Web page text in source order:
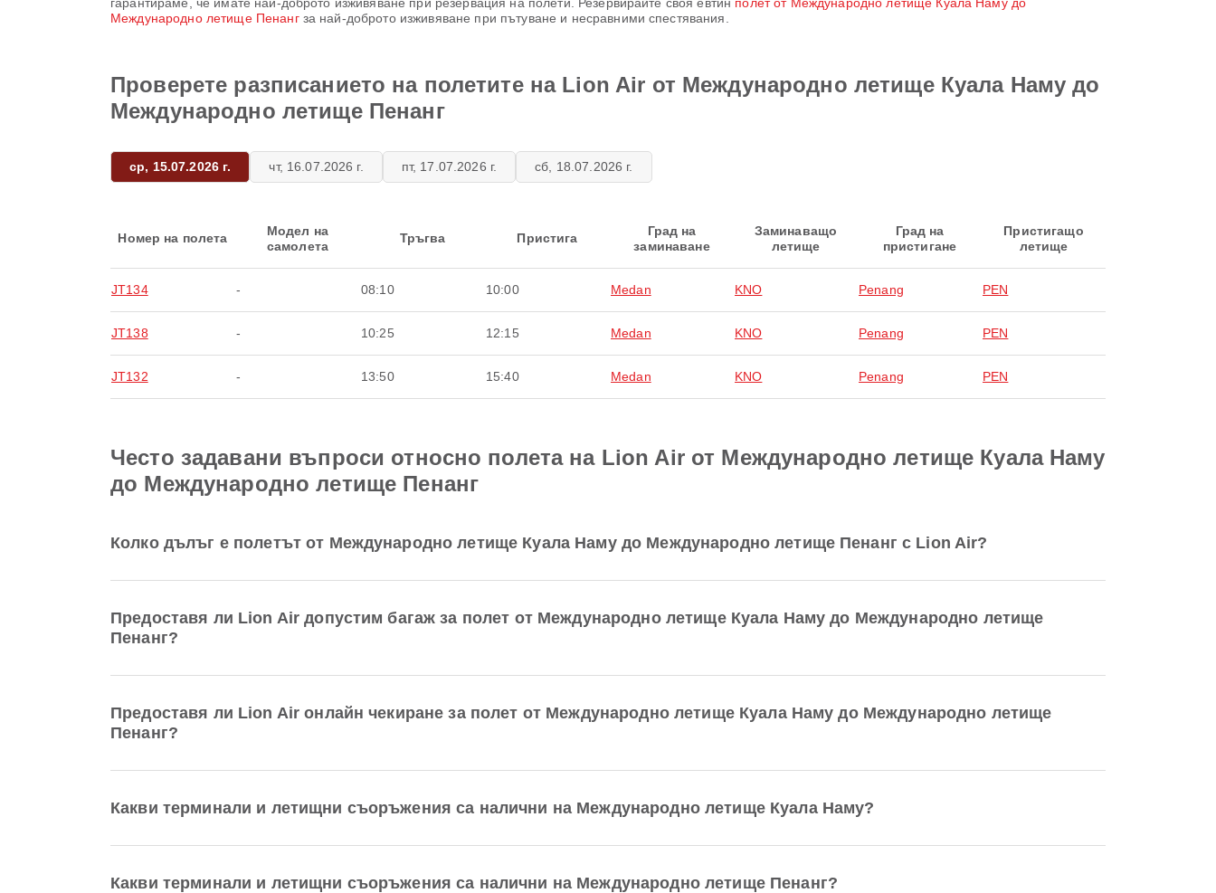
Международно летище Пенангза най-доброто изживяване при пътуване и несравними спестявания.
Проверете разписанието на полетите на Lion Air от Международно летище Куала Наму до
Международно летище Пенанг
ср, 15.07.2026 г. чт, 16.07.2026 г. пт, 17.07.2026 г. сб, 18.07.2026 г.
Номер на полета
Модел на
самолета
Тръгва Пристига
Град на
заминаване
Заминаващо
летище
Град на
пристигане
Пристигащо
летище
JT134 - 08:10 10:00 Medan KNO Penang PEN
JT138 - 10:25 12:15 Medan KNO Penang PEN
JT132 - 13:50 15:40 Medan KNO Penang PEN
Често задавани въпроси относно полета на Lion Air от Международно летище Куала Наму
до Международно летище Пенанг
Колко дълъг е полетът от Международно летище Куала Наму до Международно летище Пенанг с Lion Air?
Предоставя ли Lion Air допустим багаж за полет от Международно летище Куала Наму до Международно летище
Пенанг?
Предоставя ли Lion Air онлайн чекиране за полет от Международно летище Куала Наму до Международно летище
Пенанг?
Какви терминали и летищни съоръжения са налични на Международно летище Куала Наму?
Какви терминали и летищни съоръжения са налични на Международно летище Пенанг?